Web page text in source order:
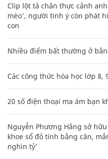
Clip lột tả chân thực cảnh
mèo', người tinh ý còn phát
con
Nhiều điểm bất thường ở
Các công thức hóa học lớp 8,
20 số điện thoại ma ám bạn
Nguyễn Phương Hằng sở
khoe sổ đỏ tính bằng cân,
nghìn tỷ'